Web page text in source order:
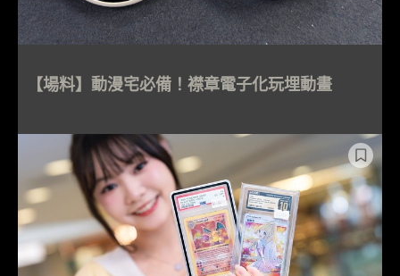
【場料】動漫宅必備！襟章電子化玩埋動畫